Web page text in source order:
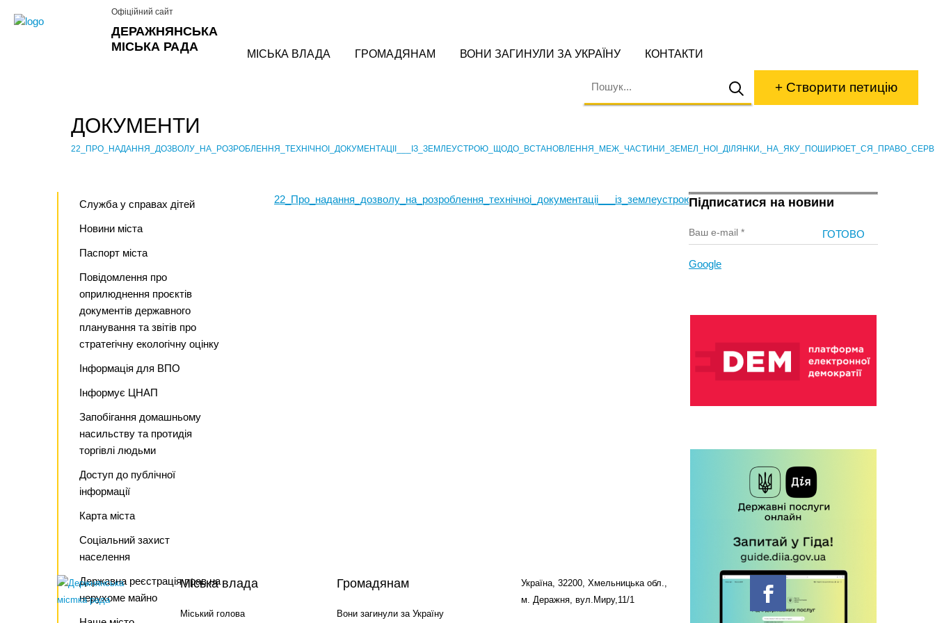
ДЕРАЖНЯНСЬКА
МІСЬКА РАДА
Офіційний сайт
МІСЬКА ВЛАДА ГРОМАДЯНАМ ВОНИ ЗАГИНУЛИ ЗА УКРАЇНУ КОНТАКТИ
+ Створити петицію
ДОКУМЕНТИ
Служба у справах дітей
Новини міста
Паспорт міста
Повідомлення про
оприлюднення проєктів
документів державного
планування та звітів про
стратегічну екологічну оцінку
Інформація для ВПО
Інформує ЦНАП
Запобігання домашньому
насильству та протидія
торгівлі людьми
Доступ до публічної
інформації
Карта міста
Соціальний захист
населення
Державна реєстрація прав на
нерухоме майно
Підписатися на новини
Google
Міська влада
Міський голова
Громадянам
Вони загинули за Україну
Україна, 32200, Хмельницька обл.,
м. Деражня, вул.Миру,11/1